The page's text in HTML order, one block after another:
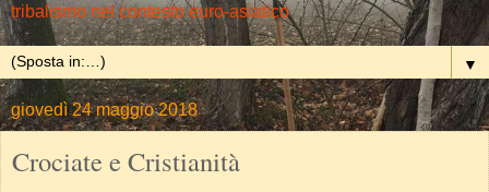
tribalismo nel contesto euro-asiatico
▼
giovedì 24 maggio 2018
Crociate e Cristianità